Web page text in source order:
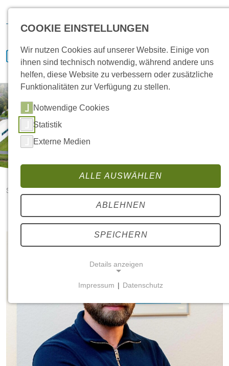
Startseite
Unser Vertriebsgebiet in Hamburg hat ein neues Gesicht
COOKIE EINSTELLUNGEN
Wir nutzen Cookies auf unserer Website. Einige von
ihnen sind technisch notwendig, während andere uns
helfen, diese Website zu verbessern oder zusätzliche
Funktionalitäten zur Verfügung zu stellen.
Notwendige Cookies
Statistik
Externe Medien
ALLE AUSWÄHLEN
ABLEHNEN
SPEICHERN
Details anzeigen
Notwendige Cookies ermöglichen grundlegende
Funktionen und sind für die einwandfreie Funktion
der Website erforderlich.
Einverständnis-Cookie
Impressum | Datenschutz